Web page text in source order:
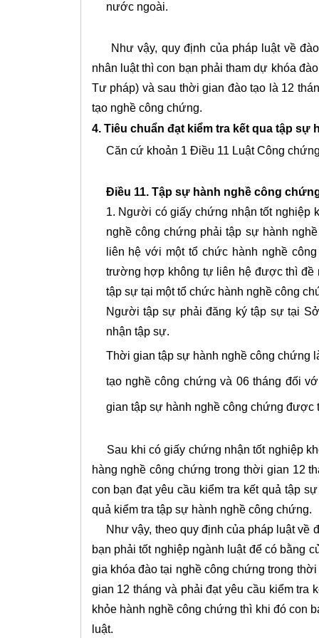
nước ngoài.
Như vậy, quy định của pháp luật về đào
nhân luật thì con bạn phải tham dự khóa
Tư pháp) và sau thời gian đào tạo là 12
tạo nghề công chứng.
4. Tiêu chuẩn đạt kiểm tra kết qua tập sự
Căn cứ khoản 1 Điều 11 Luật Công
Điều 11. Tập sự hành nghề công
1. Người có giấy chứng nhận tốt nghiệp
nghề công chứng phải tập sự hành
liên hệ với một tổ chức hành nghề
trường hợp không tự liên hệ được thì
tập sự tại một tổ chức hành nghề công
Người tập sự phải đăng ký tập sự tại
nhận tập sự.
Thời gian tập sự hành nghề công chứng
tạo nghề công chứng và 06 tháng đối
gian tập sự hành nghề công chứng được
Sau khi có giấy chứng nhận tốt nghiệp
hàng nghề công chứng trong thời gian 12
con bạn đạt yêu cầu kiểm tra kết quả tập
quả kiểm tra tập sự hành nghề công chứng.
Như vậy, theo quy định của pháp luật về
bạn phải tốt nghiệp ngành luật để có bằng
gia khóa đào tại nghề công chứng trong
gian 12 tháng và phải đạt yêu cầu kiểm
khỏe hành nghề công chứng thì khi đó con
luật.